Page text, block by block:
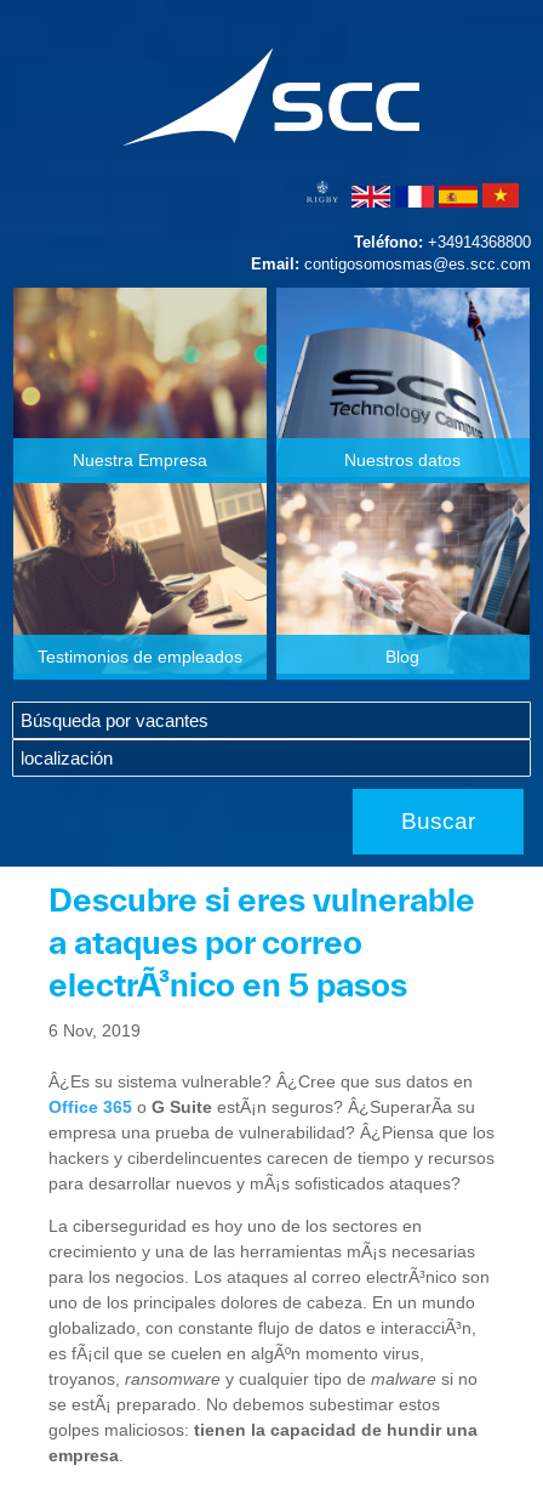
Teléfono: +34914368800
Email: contigosomosmas@es.scc.com
Nuestra Empresa Nuestros datos
Testimonios de empleados Blog
Descubre si eres vulnerable
a ataques por correo
electrÃ³nico en 5 pasos
6 Nov, 2019
Â¿Es su sistema vulnerable? Â¿Cree que sus datos en
Office 365 o G Suite estÃ¡n seguros? Â¿SuperarÃ­a su
empresa una prueba de vulnerabilidad? Â¿Piensa que los
hackers y ciberdelincuentes carecen de tiempo y recursos
para desarrollar nuevos y mÃ¡s sofisticados ataques?
La ciberseguridad es hoy uno de los sectores en
crecimiento y una de las herramientas mÃ¡s necesarias
para los negocios. Los ataques al correo electrÃ³nico son
uno de los principales dolores de cabeza. En un mundo
globalizado, con constante flujo de datos e interacciÃ³n,
es fÃ¡cil que se cuelen en algÃºn momento virus,
troyanos, ransomware y cualquier tipo de malware si no
se estÃ¡ preparado. No debemos subestimar estos
golpes maliciosos: tienen la capacidad de hundir una
empresa